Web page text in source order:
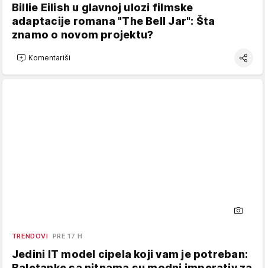
Billie Eilish u glavnoj ulozi filmske
adaptacije romana "The Bell Jar": Šta
znamo o novom projektu?
Komentariši
TRENDOVI PRE 17 H
Jedini IT model cipela koji vam je potreban: